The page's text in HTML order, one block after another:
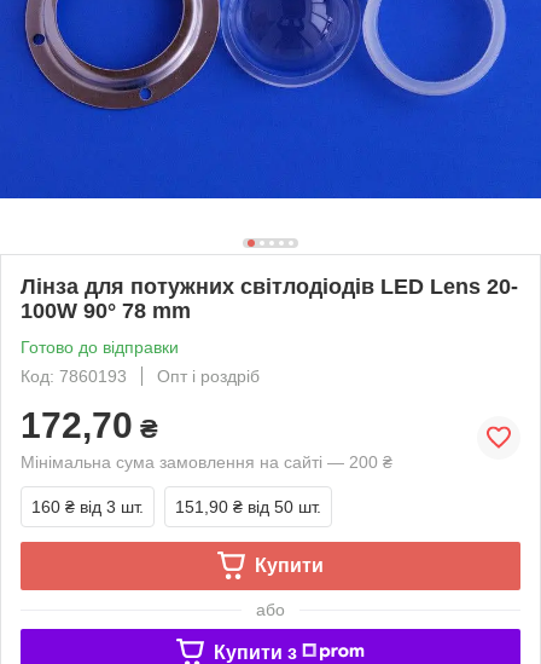
Лінза для потужних світлодіодів LED Lens 20-
100W 90° 78 mm
Готово до відправки
Код: 7860193
Опт і роздріб
172,70 ₴
Мінімальна сума замовлення на сайті — 200 ₴
160 ₴ від 3 шт. 151,90 ₴ від 50 шт.
Купити
або
Купити з